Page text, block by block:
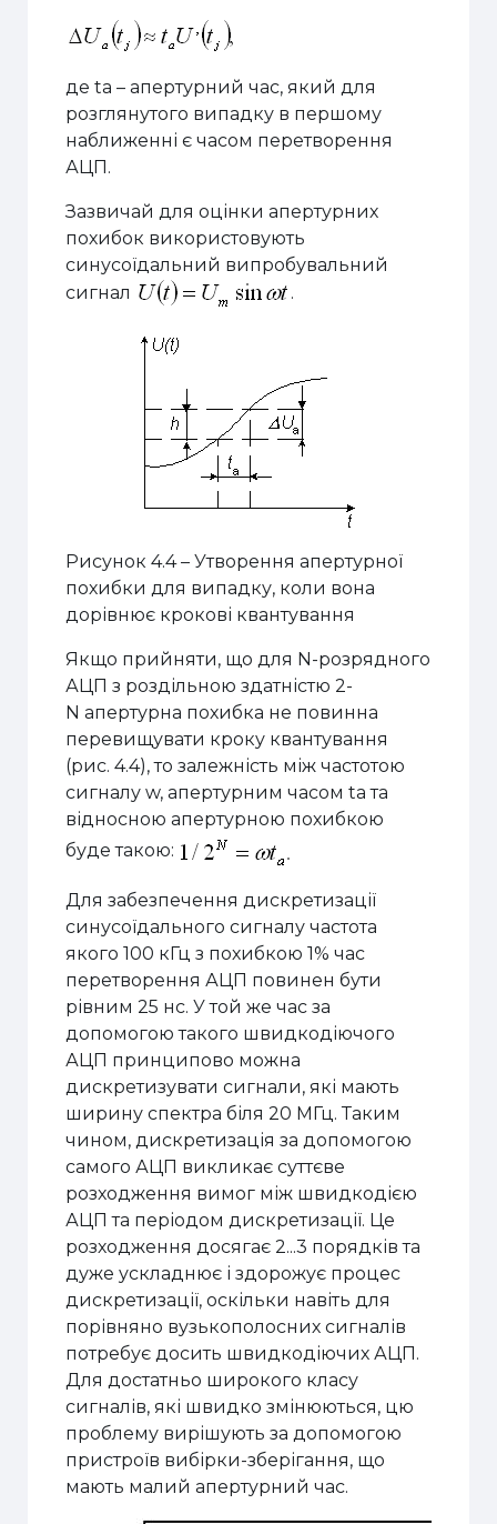
де ta – апертурний час, який для
розглянутого випадку в першому
наближенні є часом перетворення
АЦП.
Зазвичай для оцінки апертурних
похибок використовують
синусоїдальний випробувальний
сигнал
.
Рисунок 4.4 – Утворення апертурної
похибки для випадку, коли вона
дорівнює крокові квантування
Якщо прийняти, що для N-розрядного
АЦП з роздільною здатністю 2-
N апертурна похибка не повинна
перевищувати кроку квантування
(рис. 4.4), то залежність між частотою
сигналу w, апертурним часом ta та
відносною апертурною похибкою
буде такою:
Для забезпечення дискретизації
синусоїдального сигналу частота
якого 100 кГц з похибкою 1% час
перетворення АЦП повинен бути
рівним 25 нс. У той же час за
допомогою такого швидкодіючого
АЦП принципово можна
дискретизувати сигнали, які мають
ширину спектра біля 20 МГц. Таким
чином, дискретизація за допомогою
самого АЦП викликає суттєве
розходження вимог між швидкодією
АЦП та періодом дискретизації. Це
розходження досягає 2...3 порядків та
дуже ускладнює і здорожує процес
дискретизації, оскільки навіть для
порівняно вузькополосних сигналів
потребує досить швидкодіючих АЦП.
Для достатньо широкого класу
сигналів, які швидко змінюються, цю
проблему вирішують за допомогою
пристроїв вибірки-зберігання, що
мають малий апертурний час.